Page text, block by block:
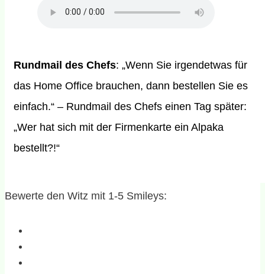
Rundmail des Chefs: „Wenn Sie irgendetwas für
das Home Office brauchen, dann bestellen Sie es
einfach.“ – Rundmail des Chefs einen Tag später:
„Wer hat sich mit der Firmenkarte ein Alpaka
bestellt?!“
Bewerte den Witz mit 1-5 Smileys: